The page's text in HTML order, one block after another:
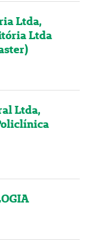
Ltda,
Ltda
Ltda,